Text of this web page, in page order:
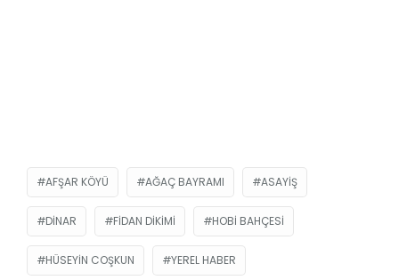
AFŞAR KÖYÜ AĞAÇ BAYRAMI ASAYIŞ
DINAR FIDAN DIKIMI HOBI BAHÇESI
HÜSEYIN COŞKUN YEREL HABER